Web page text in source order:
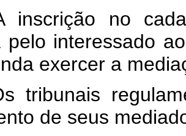
inscrição no
pelo interessado
exercer a
tribunais
de seus